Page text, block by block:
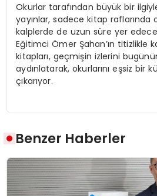
Okurlar tarafından büyük bir
yayınlar, sadece kitap raflarında
kalplerde de uzun süre yer
Eğitimci Ömer Şahan’ın titizlikle
kitapları, geçmişin izlerini bugünün
aydınlatarak, okurlarını eşsiz bir
çıkarıyor.
Benzer Haberler